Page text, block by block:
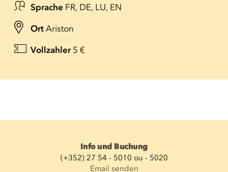
Sprache FR, DE, LU, EN
Ort Ariston
Vollzahler 5 €
Info und Buchung
(+352) 27 54 - 5010 ou - 5020
Email senden